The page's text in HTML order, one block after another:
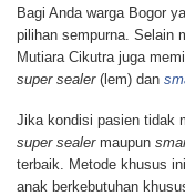
Bagi Anda warga Bogor
pilihan sempurna. Selain
Mutiara Cikutra juga
super sealer(lem) dan
Jika kondisi pasien tidak
super sealer maupun
terbaik. Metode khusus
anak berkebutuhan